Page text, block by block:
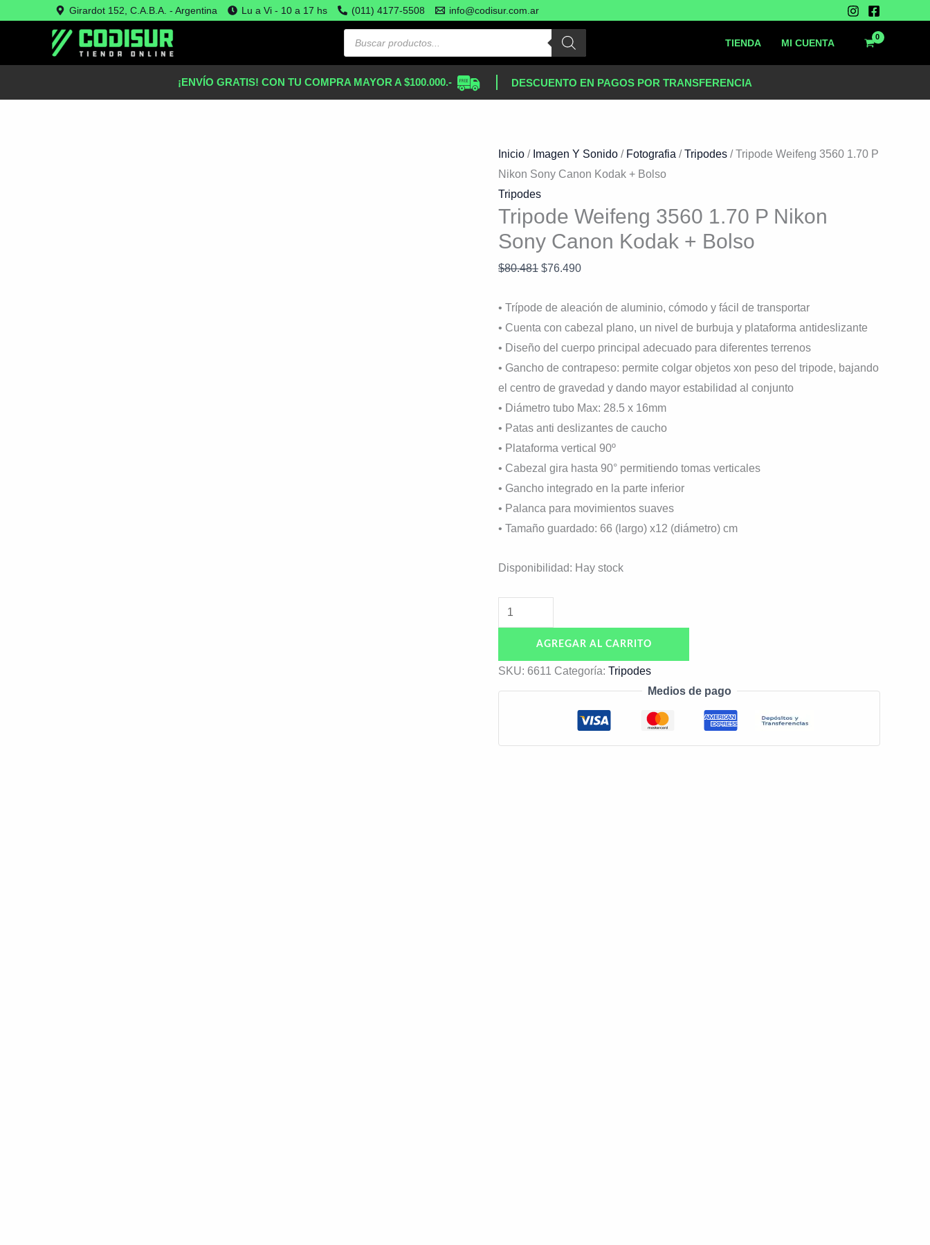
Girardot 152, C.A.B.A. - Argentina Lu a Vi - 10 a 17 hs (011) 4177-5508 info@codisur.com.ar
TIENDA MI CUENTA
¡ENVÍO GRATIS! CON TU COMPRA MAYOR A $100.000.- DESCUENTO EN PAGOS POR TRANSFERENCIA
Oferta!
Inicio / Imagen Y Sonido / Fotografia /Tripodes / Tripode Weifeng 3560 1.70 P
Nikon Sony Canon Kodak + Bolso
Tripodes
Tripode Weifeng 3560 1.70 P Nikon
Sony Canon Kodak + Bolso
$80.481
precio
original
$80.481.
$76.490
precio
$76.490.
• Trípode de aleación de aluminio, cómodo y fácil de transportar
• Cuenta con cabezal plano, un nivel de burbuja y plataforma antideslizante
• Diseño del cuerpo principal adecuado para diferentes terrenos
• Gancho de contrapeso: permite colgar objetos xon peso del tripode, bajando
el centro de gravedad y dando mayor estabilidad al conjunto
• Diámetro tubo Max: 28.5 x 16mm
• Patas anti deslizantes de caucho
• Plataforma vertical 90º
• Cabezal gira hasta 90° permitiendo tomas verticales
• Gancho integrado en la parte inferior
• Palanca para movimientos suaves
• Tamaño guardado: 66 (largo) x12 (diámetro) cm
Disponibilidad: Hay stock
Tripode
Weifeng
Canon
Kodak
+
Bolso
cantidad
AGREGAR AL CARRITO
SKU: 6611 Categoría: Tripodes
Medios de pago